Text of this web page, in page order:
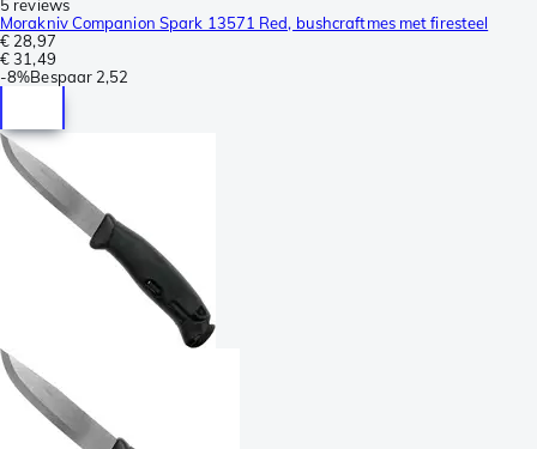
5 reviews
Morakniv Companion Spark 13571 Red, bushcraftmes met firesteel
€ 28,97
€ 31,49
-8%Bespaar 2,52